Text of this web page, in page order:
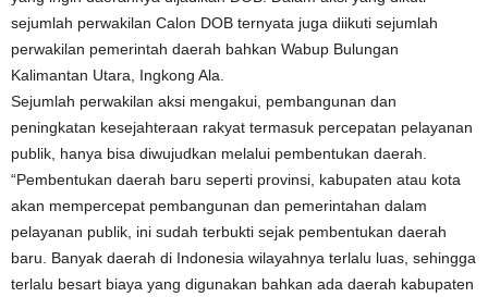
sejumlah perwakilan Calon DOB ternyata juga diikuti sejumlah
perwakilan pemerintah daerah bahkan Wabup Bulungan
Kalimantan Utara, Ingkong Ala.
Sejumlah perwakilan aksi mengakui, pembangunan dan
peningkatan kesejahteraan rakyat termasuk percepatan pelayanan
publik, hanya bisa diwujudkan melalui pembentukan daerah.
“Pembentukan daerah baru seperti provinsi, kabupaten atau kota
akan mempercepat pembangunan dan pemerintahan dalam
pelayanan publik, ini sudah terbukti sejak pembentukan daerah
baru. Banyak daerah di Indonesia wilayahnya terlalu luas, sehingga
terlalu besart biaya yang digunakan bahkan ada daerah kabupaten